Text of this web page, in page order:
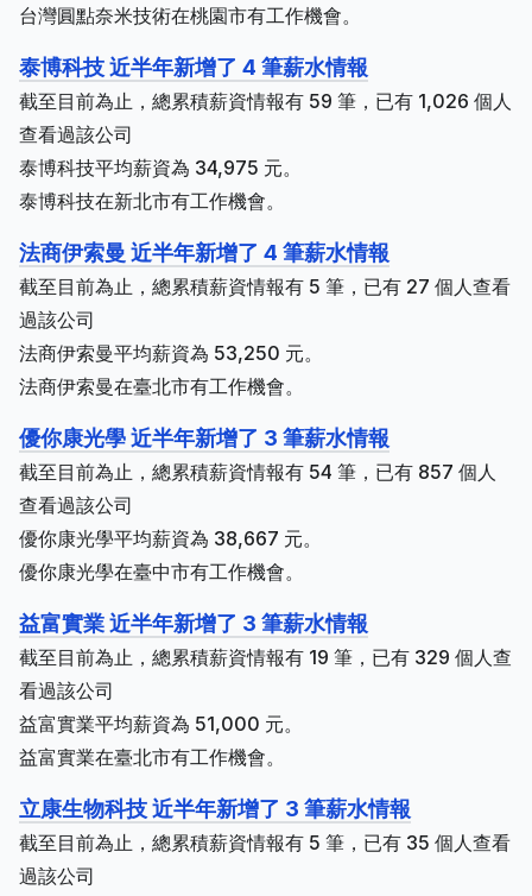
台灣圓點奈米技術在桃園市有工作機會。
泰博科技 近半年新增了 4 筆薪水情報
截至目前為止，總累積薪資情報有 59 筆，已有 1,026 個人
查看過該公司
泰博科技平均薪資為 34,975 元。
泰博科技在新北市有工作機會。
法商伊索曼 近半年新增了 4 筆薪水情報
截至目前為止，總累積薪資情報有 5 筆，已有 27 個人查看
過該公司
法商伊索曼平均薪資為 53,250 元。
法商伊索曼在臺北市有工作機會。
優你康光學 近半年新增了 3 筆薪水情報
截至目前為止，總累積薪資情報有 54 筆，已有 857 個人
查看過該公司
優你康光學平均薪資為 38,667 元。
優你康光學在臺中市有工作機會。
益富實業 近半年新增了 3 筆薪水情報
截至目前為止，總累積薪資情報有 19 筆，已有 329 個人查
看過該公司
益富實業平均薪資為 51,000 元。
益富實業在臺北市有工作機會。
立康生物科技 近半年新增了 3 筆薪水情報
截至目前為止，總累積薪資情報有 5 筆，已有 35 個人查看
過該公司